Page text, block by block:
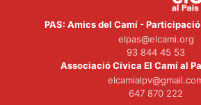
PAS: Amics del Camí -
elpas@elcami.org
93 844 45 53
Associació Cívica El Camí al
647 870 222